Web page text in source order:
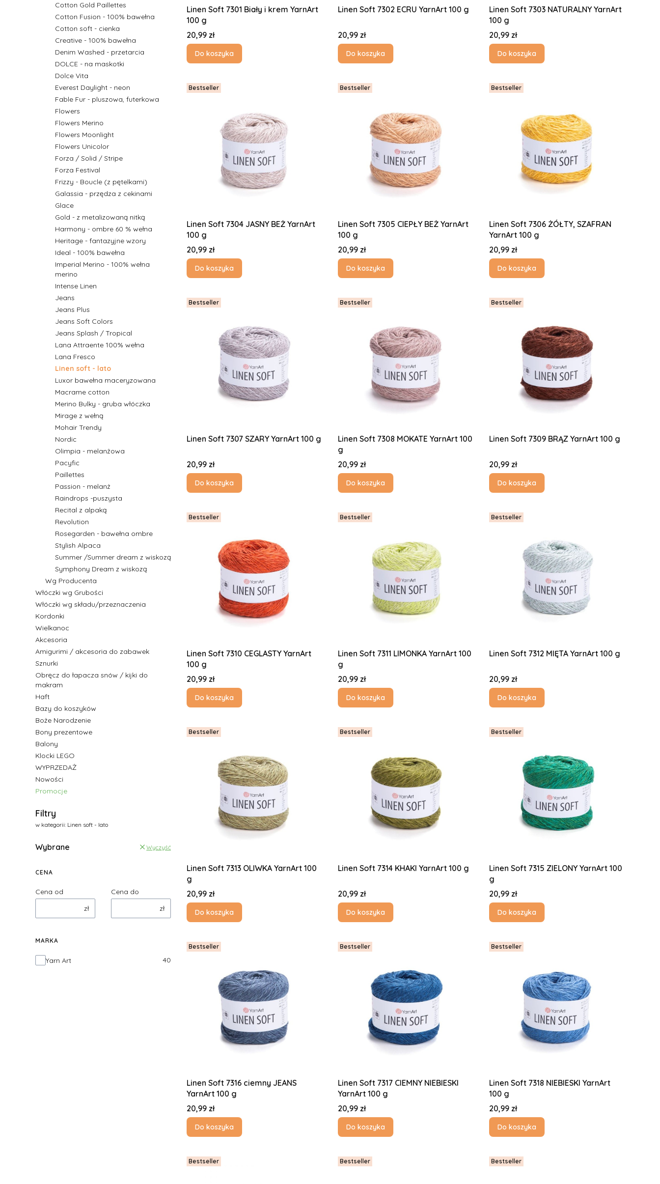
Cotton Gold Paillettes
Cotton Fusion - 100% bawełna
Cotton soft - cienka
Creative - 100% bawełna
Denim Washed - przetarcia
DOLCE - na maskotki
Dolce Vita
Everest Daylight - neon
Fable Fur - pluszowa, futerkowa
Flowers
Flowers Merino
Flowers Moonlight
Flowers Unicolor
Forza / Solid / Stripe
Forza Festival
Frizzy - Boucle (z pętelkami)
Galassia - przędza z cekinami
Glace
Gold - z metalizowaną nitką
Harmony - ombre 60 % wełna
Heritage - fantazyjne wzory
Ideal - 100% bawełna
Imperial Merino - 100% wełna
merino
Intense Linen
Jeans
Jeans Plus
Jeans Soft Colors
Jeans Splash / Tropical
Lana Attraente 100% wełna
Lana Fresco
Linen soft - lato
Luxor bawełna maceryzowana
Macrame cotton
Merino Bulky - gruba włóczka
Mirage z wełną
Mohair Trendy
Nordic
Olimpia - melanżowa
Pacyfic
Paillettes
Passion - melanż
Raindrops -puszysta
Recital z alpaką
Revolution
Rosegarden - bawełna ombre
Stylish Alpaca
Summer /Summer dream z wiskozą
Symphony Dream z wiskozą
Wg Producenta
Włóczki wg Grubości
Włóczki wg składu/przeznaczenia
Kordonki
Wielkanoc
Akcesoria
Amigurimi / akcesoria do zabawek
Sznurki
Obręcz do łapacza snów / kijki do
makram
Haft
Bazy do koszyków
Boże Narodzenie
Bony prezentowe
Balony
Klocki LEGO
WYPRZEDAŻ
Nowości
Promocje
Filtry
w kategorii: Linen soft - lato
Wybrane Wyczyść
CENA
Cena od
zł
Cena do
zł
MARKA
Marka
Yarn Art 40
Linen Soft 7301 Biały i krem YarnArt
100 g
Cena
20,99 zł
Do koszyka
Linen Soft 7302 ECRU YarnArt 100 g
Cena
20,99 zł
Do koszyka
Linen Soft 7303 NATURALNY YarnArt
100 g
Cena
20,99 zł
Do koszyka
Bestseller
Linen Soft 7304 JASNY BEŻ YarnArt
100 g
Cena
20,99 zł
Do koszyka
Bestseller
Linen Soft 7305 CIEPŁY BEŻ YarnArt
100 g
Cena
20,99 zł
Do koszyka
Bestseller
Linen Soft 7306 ŻÓŁTY, SZAFRAN
YarnArt 100 g
Cena
20,99 zł
Do koszyka
Bestseller
Linen Soft 7307 SZARY YarnArt 100 g
Cena
20,99 zł
Do koszyka
Bestseller
Linen Soft 7308 MOKATE YarnArt 100
g
Cena
20,99 zł
Do koszyka
Bestseller
Linen Soft 7309 BRĄZ YarnArt 100 g
Cena
20,99 zł
Do koszyka
Bestseller
Linen Soft 7310 CEGLASTY YarnArt
100 g
Cena
20,99 zł
Do koszyka
Bestseller
Linen Soft 7311 LIMONKA YarnArt 100
g
Cena
20,99 zł
Do koszyka
Bestseller
Linen Soft 7312 MIĘTA YarnArt 100 g
Cena
20,99 zł
Do koszyka
Bestseller
Linen Soft 7313 OLIWKA YarnArt 100
g
Cena
20,99 zł
Do koszyka
Bestseller
Linen Soft 7314 KHAKI YarnArt 100 g
Cena
20,99 zł
Do koszyka
Bestseller
Linen Soft 7315 ZIELONY YarnArt 100
g
Cena
20,99 zł
Do koszyka
Bestseller
Linen Soft 7316 ciemny JEANS
YarnArt 100 g
Cena
20,99 zł
Do koszyka
Bestseller
Linen Soft 7317 CIEMNY NIEBIESKI
YarnArt 100 g
Cena
20,99 zł
Do koszyka
Bestseller
Linen Soft 7318 NIEBIESKI YarnArt
100 g
Cena
20,99 zł
Do koszyka
Bestseller Bestseller Bestseller